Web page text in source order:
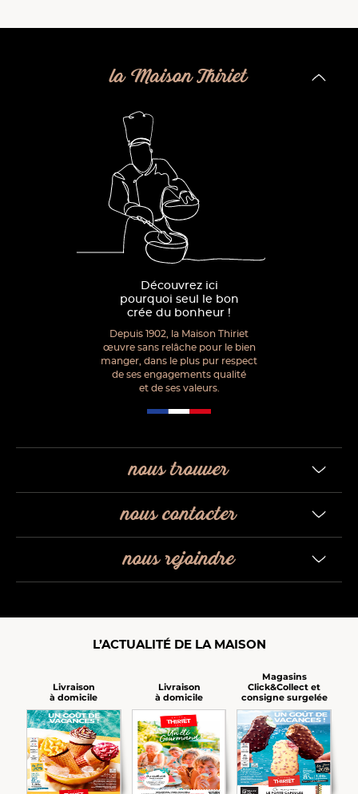
la Maison Thiriet
Découvrez ici
pourquoi seul le bon
crée du bonheur !
Depuis 1902, la Maison Thiriet
œuvre sans relâche pour le bien
manger, dans le plus pur respect
de ses engagements qualité
et de ses valeurs.
nous trouver
nous contacter
nous rejoindre
L’ACTUALITÉ DE LA MAISON
Livraison
à domicile
Livraison
à domicile
Magasins
Click&Collect et
consigne surgelée